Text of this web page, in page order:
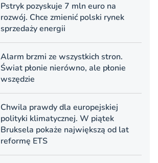
Pstryk pozyskuje 7 mln euro na
rozwój. Chce zmienić polski rynek
sprzedaży energii
Alarm brzmi ze wszystkich stron.
Świat płonie nierówno, ale płonie
wszędzie
Chwila prawdy dla europejskiej
polityki klimatycznej. W piątek
Bruksela pokaże największą od lat
reformę ETS